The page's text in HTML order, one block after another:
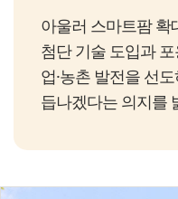
아울러 스마트팜 확
첨단 기술 도입과
업·농촌 발전을 선
듭나겠다는 의지를